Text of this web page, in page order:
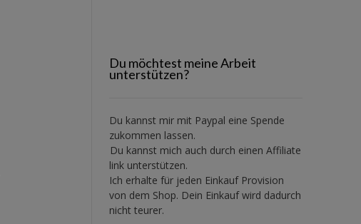
Du möchtest meine Arbeit
unterstützen?
Du kannst mir mit Paypal eine Spende
zukommen lassen.
Du kannst mich auch durch einen Affiliate
link unterstützen.
Ich erhalte für jeden Einkauf Provision
von dem Shop. Dein Einkauf wird dadurch
nicht teurer.